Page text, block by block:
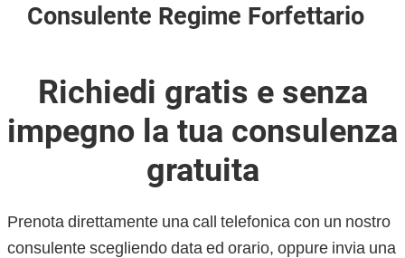
Consulente Regime Forfettario
Richiedi gratis e senza
impegno la tua consulenza
gratuita
Prenota direttamente una call telefonica con un nostro
consulente scegliendo data ed orario, oppure invia una